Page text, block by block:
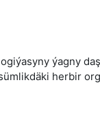
ýagny
herbir